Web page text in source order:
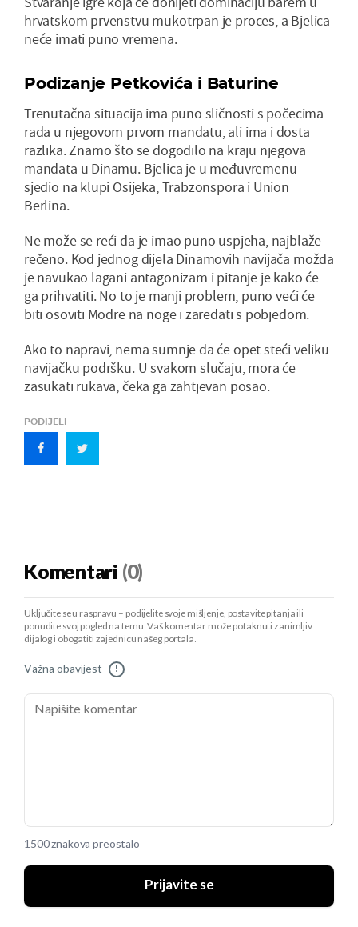
hrvatskom prvenstvu mukotrpan je proces, a Bjelica
neće imati puno vremena.
Podizanje Petkovića i Baturine
Trenutačna situacija ima puno sličnosti s počecima
rada u njegovom prvom mandatu, ali ima i dosta
razlika. Znamo što se dogodilo na kraju njegova
mandata u Dinamu. Bjelica je u međuvremenu
sjedio na klupi Osijeka, Trabzonspora i Union
Berlina.
Ne može se reći da je imao puno uspjeha, najblaže
rečeno. Kod jednog dijela Dinamovih navijača možda
je navukao lagani antagonizam i pitanje je kako će
ga prihvatiti. No to je manji problem, puno veći će
biti osoviti Modre na noge i zaredati s pobjedom.
Ako to napravi, nema sumnje da će opet steći veliku
navijačku podršku. U svakom slučaju, mora će
zasukati rukava, čeka ga zahtjevan posao.
PODIJELI
Komentari (0)
Uključite se u raspravu – podijelite svoje mišljenje, postavite pitanja ili
ponudite svoj pogled na temu. Vaš komentar može potaknuti zanimljiv
dijalog i obogatiti zajednicu našeg portala.
Važna obavijest !
1500 znakova preostalo
Prijavite se